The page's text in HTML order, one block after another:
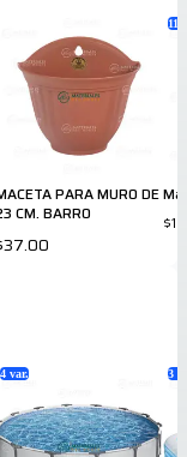
PARA MURO DE
CM. BARRO
11
4 var. 3